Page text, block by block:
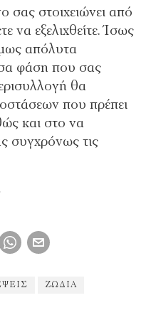
σας στοιχειώνει από
να εξελιχθείτε. Ίσως
απόλυτα
φάση που σας
θα
που πρέπει
και στο να
συγχρόνως τις
ΖΏΔΙΑ